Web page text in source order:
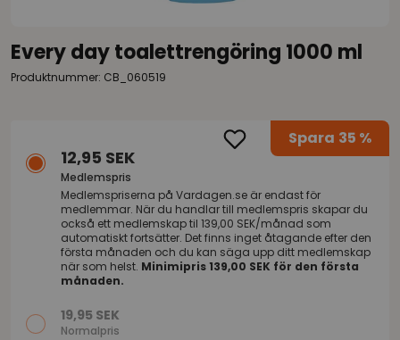
Every day toalettrengöring 1000 ml
Produktnummer: CB_060519
Spara 35 %
12,95 SEK
Medlemspris
Medlemspriserna på Vardagen.se är endast för
medlemmar. När du handlar till medlemspris skapar du
också ett medlemskap til 139,00 SEK/månad som
automatiskt fortsätter. Det finns inget åtagande efter den
första månaden och du kan säga upp ditt medlemskap
när som helst. Minimipris 139,00 SEK för den första
månaden.
19,95 SEK
Normalpris